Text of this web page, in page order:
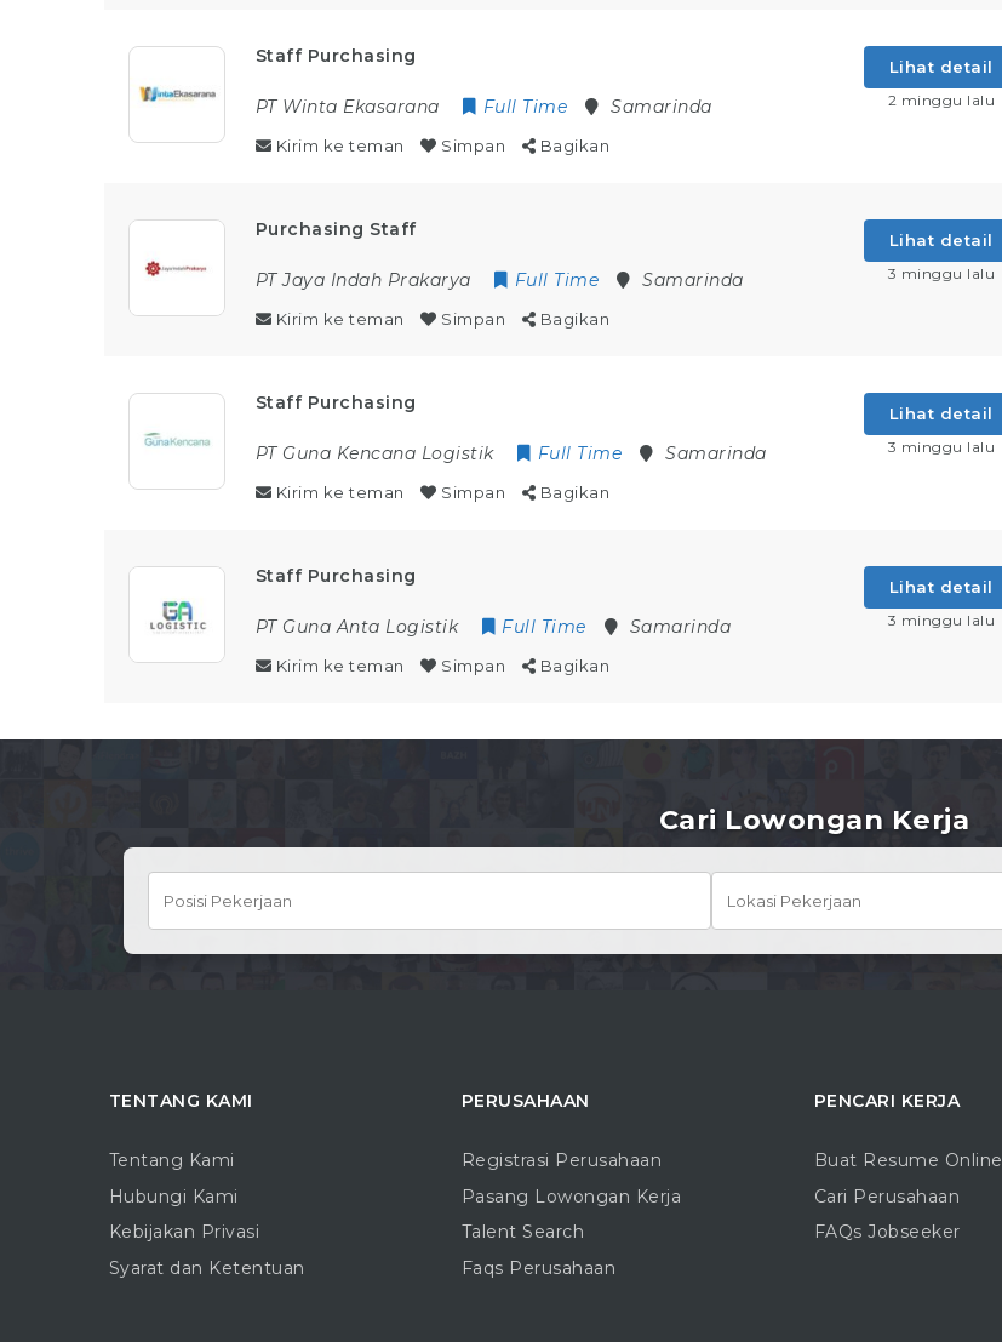
Staff Purchasing
PT Winta Ekasarana Full Time Samarinda
Kirim ke teman Simpan Bagikan
Lihat detail
2 minggu lalu
Purchasing Staff
PT Jaya Indah Prakarya Full Time Samarinda
Kirim ke teman Simpan Bagikan
Lihat detail
3 minggu lalu
Staff Purchasing
PT Guna Kencana Logistik Full Time Samarinda
Kirim ke teman Simpan Bagikan
Lihat detail
3 minggu lalu
Staff Purchasing
PT Guna Anta Logistik Full Time Samarinda
Kirim ke teman Simpan Bagikan
Lihat detail
3 minggu lalu
Cari Lowongan Kerja
TENTANG KAMI
Tentang Kami
Hubungi Kami
Kebijakan Privasi
Syarat dan Ketentuan
PERUSAHAAN
Registrasi Perusahaan
Pasang Lowongan Kerja
Talent Search
Faqs Perusahaan
PENCARI KERJA
Buat Resume Online
Cari Perusahaan
FAQs Jobseeker